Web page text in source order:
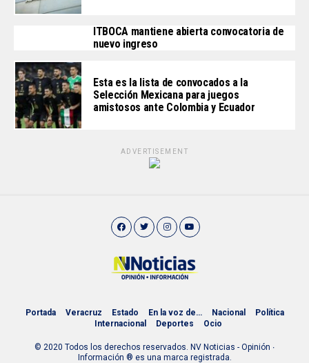
ITBOCA mantiene abierta convocatoria de
nuevo ingreso
Esta es la lista de convocados a la
Selección Mexicana para juegos
amistosos ante Colombia y Ecuador
ADVERTISEMENT
Portada Veracruz Estado En la voz de… Nacional
Política
Internacional
Deportes Ocio
© 2020 Todos los derechos reservados. NV Noticias - Opinión ∙
Información ® es una marca registrada.